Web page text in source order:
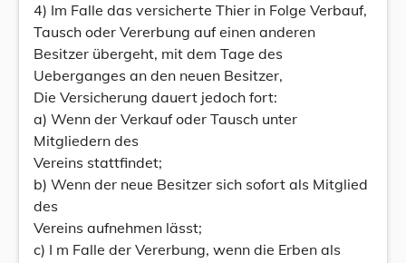
4) Im Falle das versicherte Thier in Folge Verbauf,
Tausch oder Vererbung auf einen anderen
Besitzer übergeht, mit dem Tage des
Ueberganges an den neuen Besitzer,
Die Versicherung dauert jedoch fort:
a) Wenn der Verkauf oder Tausch unter
Mitgliedern des
Vereins stattfindet;
b) Wenn der neue Besitzer sich sofort als Mitglied
des
Vereins aufnehmen lässt;
c) I m Falle der Vererbung, wenn die Erben als